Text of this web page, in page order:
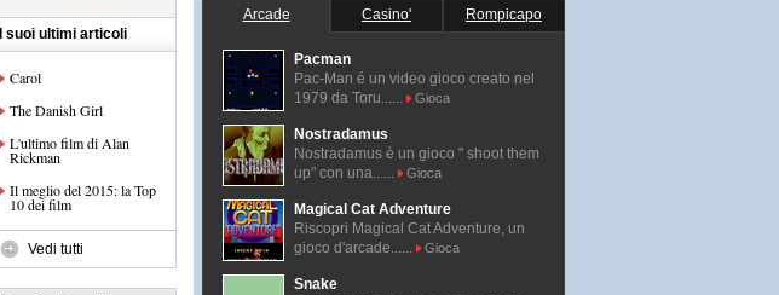
I suoi ultimi articoli
Carol
The Danish Girl
L'ultimo film di Alan
Rickman
Il meglio del 2015: la Top
10 dei film
Vedi tutti
Arcade Casino' Rompicapo
Pacman
Pac-Man é un video gioco creato nel
1979 da Toru......
Gioca
Nostradamus
Nostradamus è un gioco " shoot them
up" con una......
Gioca
Magical Cat Adventure
Riscopri Magical Cat Adventure, un
gioco d'arcade......
Gioca
Snake